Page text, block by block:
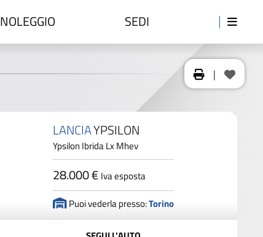
NOLEGGIO SEDI
|
LANCIAYPSILON
Ypsilon Ibrida Lx Mhev
28.000 € Iva esposta
Puoi vederla presso:Torino